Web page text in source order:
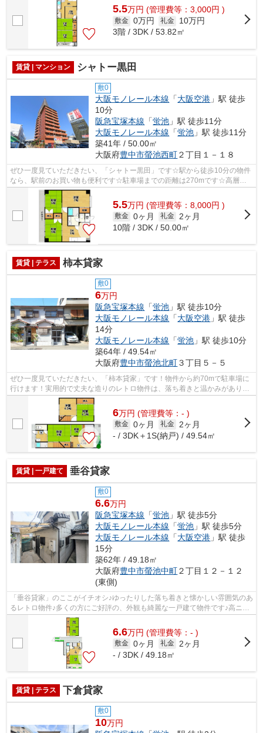
5.5万円 (管理費等：3,000円 )
敷金 0万円 礼金
10万円
3階 / 3DK / 53.82㎡
賃貸 | マンション シャトー黒田
敷0
大阪モノレール本線 「大阪空港 」駅 徒歩
10分
阪急宝塚本線 「蛍池 」駅 徒歩11分
大阪モノレール本線 「蛍池 」駅 徒歩11分
築41年 / 50.00㎡
大阪府豊中市螢池西町２丁目１－１８
ぜひ一度見ていただきたい、「シャトー黒田」です☆駅から徒歩10分の物件
なら、駅前のお買い物も便利です☆駐車場までの距離は270mです☆高層ビ
ルのため、造りがしっかりしています☆大阪...
5.5万円 (管理費等：8,000円 )
敷金 0ヶ月 礼金
2ヶ月
10階 / 3DK / 50.00㎡
賃貸 | テラス 柿本貸家
敷0
6万円
阪急宝塚本線 「蛍池 」駅 徒歩10分
大阪モノレール本線 「大阪空港 」駅 徒歩
14分
大阪モノレール本線 「蛍池 」駅 徒歩10分
築64年 / 49.54㎡
大阪府豊中市螢池北町３丁目５－５
ぜひ一度見ていただきたい、「柿本貸家」です！物件から約70mで駐車場に
行けます！実用的で丈夫な造りのレトロ物件は、落ち着きと温かみがありま
す！長屋建てとも呼ばれる、隣家と壁を...
6万円 (管理費等：- )
敷金 0ヶ月 礼金
2ヶ月
- / 3DK＋1S(納戸) / 49.54㎡
賃貸 | 一戸建て 垂谷貸家
敷0
6.6万円
阪急宝塚本線 「蛍池 」駅 徒歩5分
大阪モノレール本線 「蛍池 」駅 徒歩5分
大阪モノレール本線 「大阪空港 」駅 徒歩
15分
築62年 / 49.18㎡
大阪府豊中市螢池中町２丁目１２－１２
(東側)
「垂谷貸家」のここがイチオシ♪ゆったりした落ち着きと懐かしい雰囲気のあ
るレトロ物件♪多くの方にご好評の、外観も綺麗な一戸建て物件です♪高ニー
ズな駅近の物件で、徒歩5分で駅に行...
6.6万円 (管理費等：- )
敷金 0ヶ月 礼金
2ヶ月
- / 3DK / 49.18㎡
賃貸 | テラス 下倉貸家
敷0
10万円